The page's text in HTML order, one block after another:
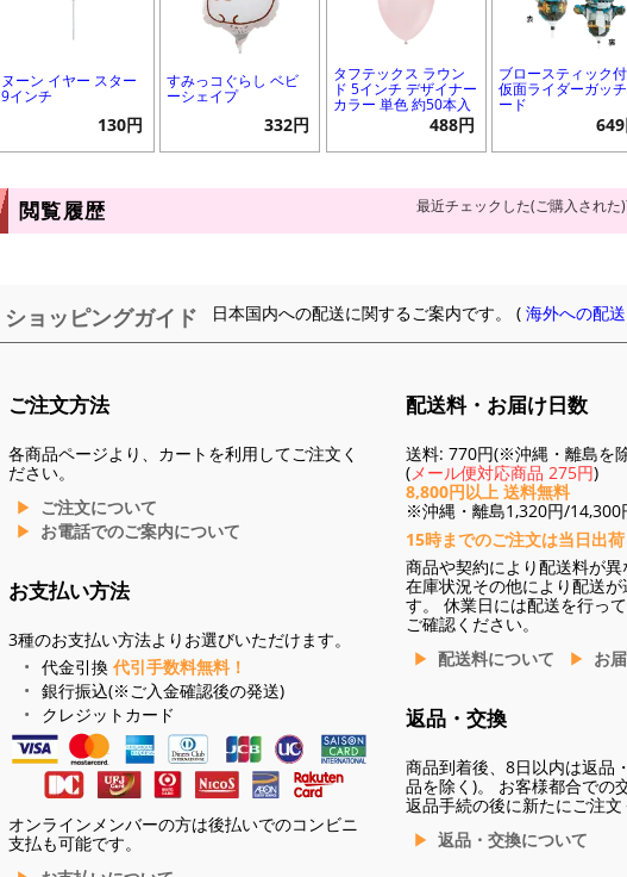
ヌーン イヤー スター
9インチ
130円
すみっコぐらし ベビ
ーシェイプ
332円
タフテックス ラウン
ド 5インチ デザイナー
カラー 単色 約50本入
488円
ブロースティック付
仮面ライダーガッ
ード
閲覧履歴 最近チェックした(ご購入された)
ショッピングガイド 日本国内への配送に関するご案内です。 (海外への配
ご注文方法
各商品ページより、カートを利用してご注文く
ださい。
ご注文について
お電話でのご案内について
お支払い方法
3種のお支払い方法よりお選びいただけます。
代金引換 代引手数料無料！
銀行振込(※ご入金確認後の発送)
クレジットカード
オンラインメンバーの方は後払いでのコンビニ
支払も可能です。
配送料・お届け日数
送料: 770円(※沖縄・離島を
(メール便対応商品 275円)
8,800円以上 送料無料
※沖縄・離島1,320円/14,300
15時までのご注文は当日出荷
商品や契約により配送料が異
在庫状況その他により配送が
す。 休業日には配送を行っ
ご確認ください。
配送料について
お
返品・交換
商品到着後、8日以内は返品
品を除く)。 お客様都合での
返品手続の後に新たにご注文
返品・交換について